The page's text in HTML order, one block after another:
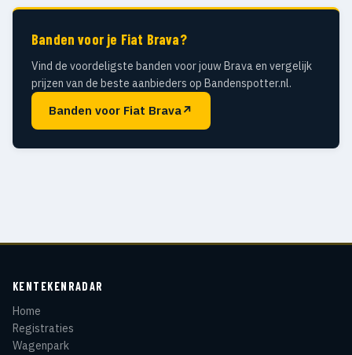
Banden voor je Fiat Brava?
Vind de voordeligste banden voor jouw Brava en vergelijk
prijzen van de beste aanbieders op Bandenspotter.nl.
Banden voor Fiat Brava↗
KENTEKENRADAR
Home
Registraties
Wagenpark